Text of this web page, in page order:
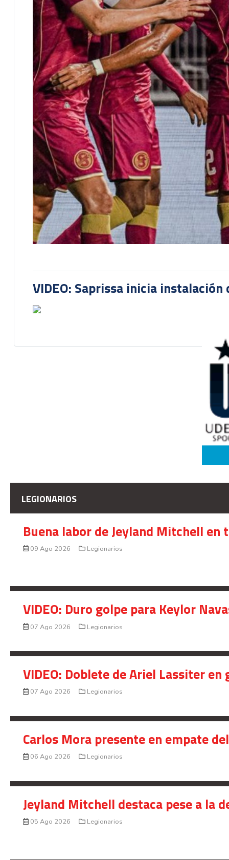
VIDEO: Saprissa inicia
LEGIONARIOS
Buena labor de Jeyland Mitchell
09 Ago 2026 Legionarios
VIDEO: Duro golpe para Keylor
07 Ago 2026 Legionarios
VIDEO: Doblete de Ariel Lassiter
07 Ago 2026 Legionarios
Carlos Mora presente en empate
06 Ago 2026 Legionarios
Jeyland Mitchell destaca pese a la
05 Ago 2026 Legionarios